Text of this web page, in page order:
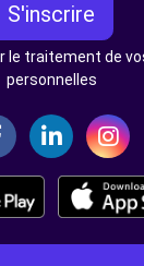
S'inscrire
le traitement de
personnelles